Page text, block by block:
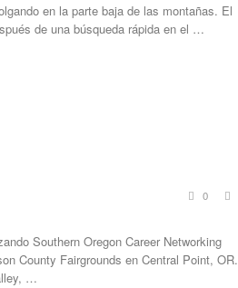
en la parte baja de las montañas. El
de una búsqueda rápida en el …
0
Southern Oregon Career Networking
County Fairgrounds en Central Point, OR.
…